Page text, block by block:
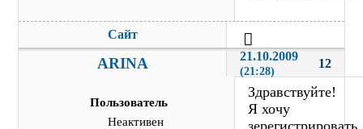
Сайт
12
ARINA 21.10.2009
(21:28)
Пользователь
Неактивен
Здравствуйте!
Я хочу
зерегистрировать